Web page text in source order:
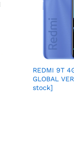
REDMI 9T
GLOBAL
stock]